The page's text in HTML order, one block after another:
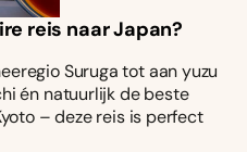
reis naar Japan?
Suruga tot aan yuzu
én natuurlijk de beste
– deze reis is perfect